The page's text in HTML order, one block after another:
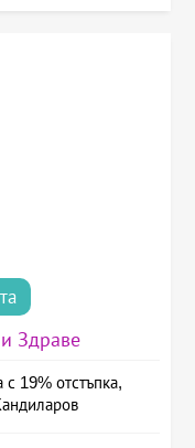
Здраве
с 19% отстъпка,